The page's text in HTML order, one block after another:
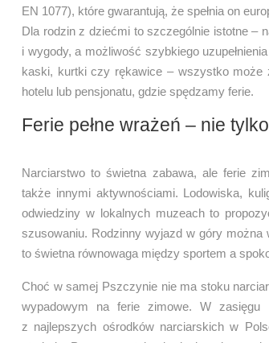
EN 1077), które gwarantują, że spełnia on
Dla rodzin z dziećmi to szczególnie istotne –
i wygody, a możliwość szybkiego
kaski, kurtki czy rękawice – wszystko
hotelu lub pensjonatu, gdzie spędzamy ferie.
Ferie pełne wrażeń – nie
Narciarstwo to świetna zabawa, ale ferie
także innymi aktywnościami. Lodowiska,
odwiedziny w lokalnych muzeach to
szusowaniu. Rodzinny wyjazd w góry można
to świetna równowaga między sportem a
Choć w samej Pszczynie nie ma stoku
wypadowym na ferie zimowe. W zasięgu
z najlepszych ośrodków narciarskich w